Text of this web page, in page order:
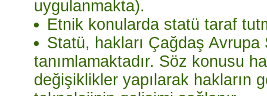
uygulanmakta).
Etnik konularda statü taraf
Statü, hakları Çağdaş
tanımlamaktadır. Söz konusu
değişiklikler yapılarak hakların